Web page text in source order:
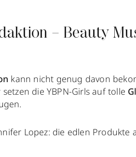
– Beauty
kann nicht genug davon
setzen die YBPN-Girls auf tolle
Lopez: die edlen Produkte